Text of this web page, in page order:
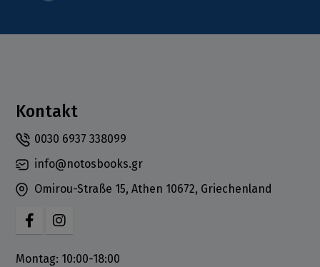
Kontakt
0030 6937 338099
info@notosbooks.gr
Omirou-Straße 15, Athen 10672, Griechenland
Montag: 10:00-18:00